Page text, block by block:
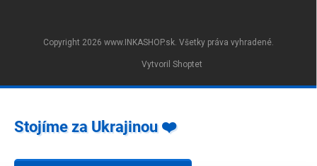
Vytvoril Shoptet
Copyright 2026 www.INKASHOP.sk. Všetky práva vyhradené.
Stojíme za Ukrajinou ❤️